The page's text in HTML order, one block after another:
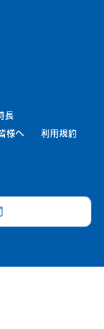
場配属後
で育成に
長
様へ 利用規約